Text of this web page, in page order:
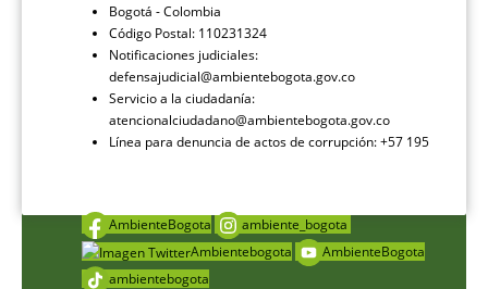
Bogotá - Colombia
Código Postal: 110231324
Notificaciones judiciales:
defensajudicial@ambientebogota.gov.co
Servicio a la ciudadanía:
atencionalciudadano@ambientebogota.gov.co
Línea para denuncia de actos de corrupción: +57 195
AmbienteBogota
ambiente_bogota
Ambientebogota
AmbienteBogota
ambientebogota